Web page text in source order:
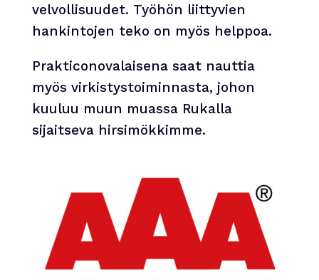
velvollisuudet. Työhön liittyvien
hankintojen teko on myös helppoa.
Prakticonovalaisena saat nauttia
myös virkistystoiminnasta, johon
kuuluu muun muassa Rukalla
sijaitseva hirsimökkimme.